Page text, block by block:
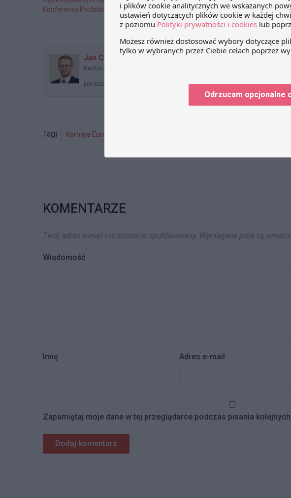
Konferencji Podatkowej w Izbicku
procedury celne
Jan Czerwiński
Radca Prawny, Partner
jan.czerwinski@dzp.pl
Tagi Komisja Europejska
KOMENTARZE
Twój adres e-mail nie zostanie opublikowany. Wymagane pola są
Wiadomość
Imię Adres e-mail
Zapamiętaj moje dane w tej przeglądarce podczas pisania
Odrzucam opcjonalne